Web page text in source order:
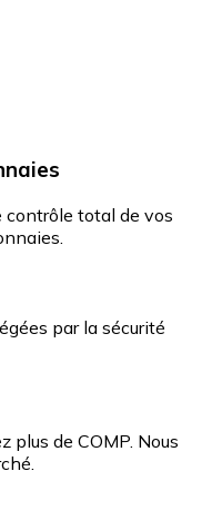
contrôle total de vos
par la sécurité
plus de COMP. Nous